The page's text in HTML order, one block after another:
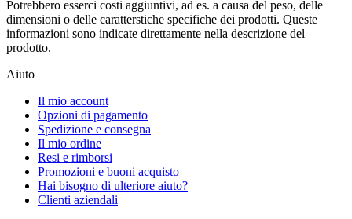
Potrebbero esserci costi aggiuntivi, ad es. a causa del peso, delle
dimensioni o delle caratterstiche specifiche dei prodotti. Queste
informazioni sono indicate direttamente nella descrizione del
prodotto.
Aiuto
Il mio account
Opzioni di pagamento
Spedizione e consegna
Il mio ordine
Resi e rimborsi
Promozioni e buoni acquisto
Hai bisogno di ulteriore aiuto?
Clienti aziendali